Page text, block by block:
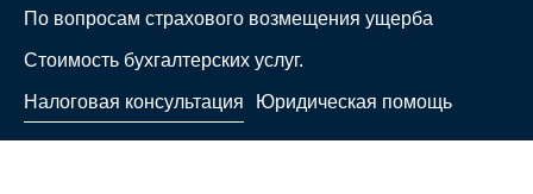
По вопросам страхового возмещения ущерба
Стоимость бухгалтерских услуг.
Налоговая консультация Юридическая помощь